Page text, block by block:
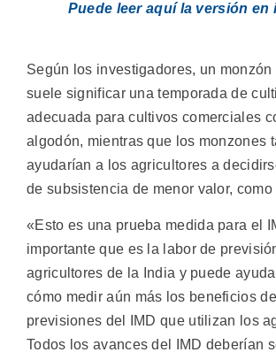
Puede leer aquí la versión en
Según los investigadores, un monzón
suele significar una temporada de
adecuada para cultivos comerciales
algodón, mientras que los monzones
ayudarían a los agricultores a
de subsistencia de menor valor, como
«Esto es una prueba medida para el
importante que es la labor de
agricultores de la India y puede
cómo medir aún más los beneficios
previsiones del IMD que utilizan los
Todos los avances del IMD deberían